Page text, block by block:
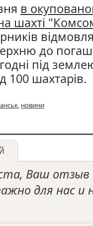
в
шахті
до
під
100 шахтарів.
, новини
Ваш отзыв
для нас и